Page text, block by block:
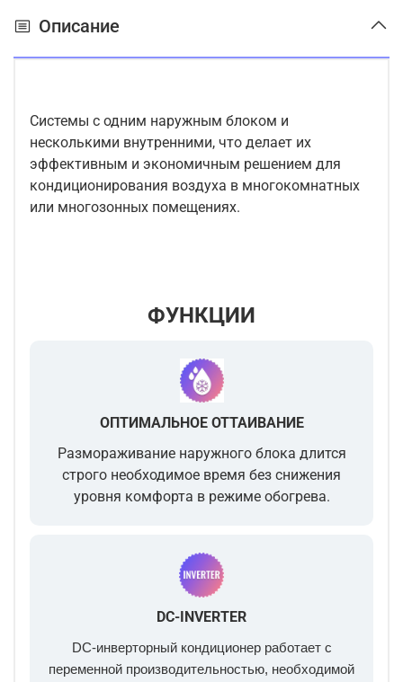
Описание
Системы с одним наружным блоком и
несколькими внутренними, что делает их
эффективным и экономичным решением для
кондиционирования воздуха в многокомнатных
или многозонных помещениях.
ФУНКЦИИ
ОПТИМАЛЬНОЕ ОТТАИВАНИЕ
Размораживание наружного блока длится
строго необходимое время без снижения
уровня комфорта в режиме обогрева.
DC-INVERTER
DC-инверторный кондиционер работает с
переменной производительностью, необходимой